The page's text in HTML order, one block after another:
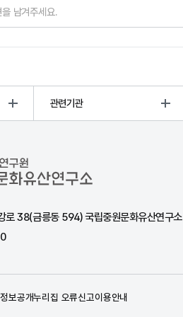
관련기관
로 38(금릉동 594) 국립중원문화유산연구소
정보공개누리집 오류신고이용안내